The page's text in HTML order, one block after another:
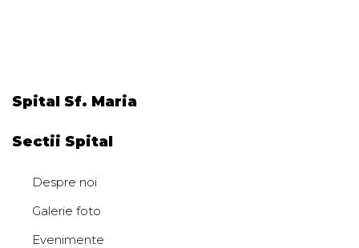
Spital Sf. Maria
Sectii Spital
Despre noi
Galerie foto
Evenimente